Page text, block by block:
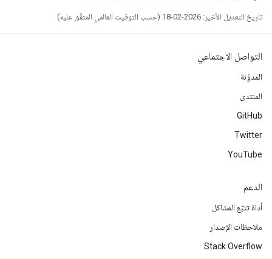
تاريخ التعديل الأخير: 2026-02-18 (حسب التوقيت العالمي المتفَّق عليه)
التواصل الاجتماعي
المدوّنة
المنتدى
GitHub
Twitter
YouTube
الدعم
أداة تتبّع المشاكل
ملاحظات الإصدار
Stack Overflow